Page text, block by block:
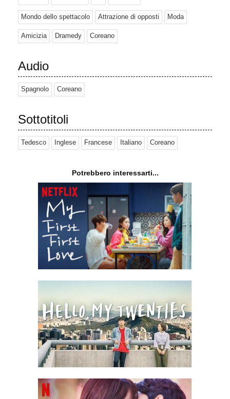
Mondo dello spettacolo Attrazione di opposti Moda
Amicizia Dramedy Coreano
Audio
Spagnolo Coreano
Sottotitoli
Tedesco Inglese Francese Italiano Coreano
Potrebbero interessarti...